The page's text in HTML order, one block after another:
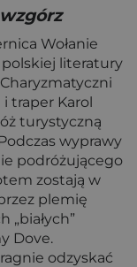
Wołanie
literatury
traper Karol
turystyczną
wyprawy
podróżującego
zostają w
plemię
Dove.
odzyskać